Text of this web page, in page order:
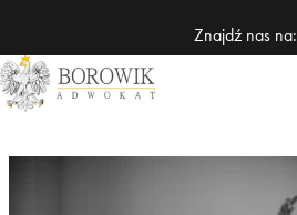
Znajdź nas na:
ADWOKAT
Wojciech